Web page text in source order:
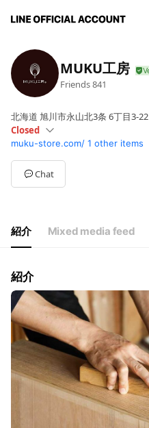
MUKU工房
Friends841
北海道 旭川市永山北3条 6丁目3-22
Closed
SunClosed
Mon09:30 - 17:00
Tue09:30 - 17:00
Wed09:30 - 17:00
Sat Closed
muku-store.com/ 1 other items
Chat
紹介 Mixed media feed
紹介